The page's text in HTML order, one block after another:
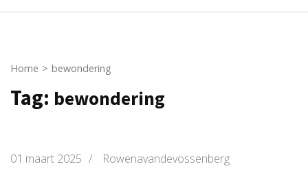
Home > bewondering
Tag: bewondering
01 maart 2025 / Rowenavandevossenberg